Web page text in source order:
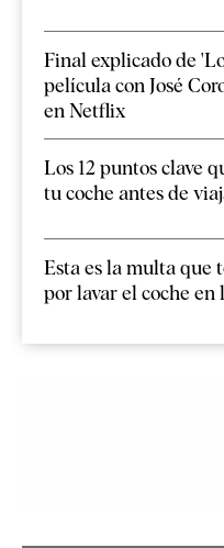
Final explicado de
película con José
en Netflix
Los 12 puntos clave
tu coche antes de
Esta es la multa que
por lavar el coche en